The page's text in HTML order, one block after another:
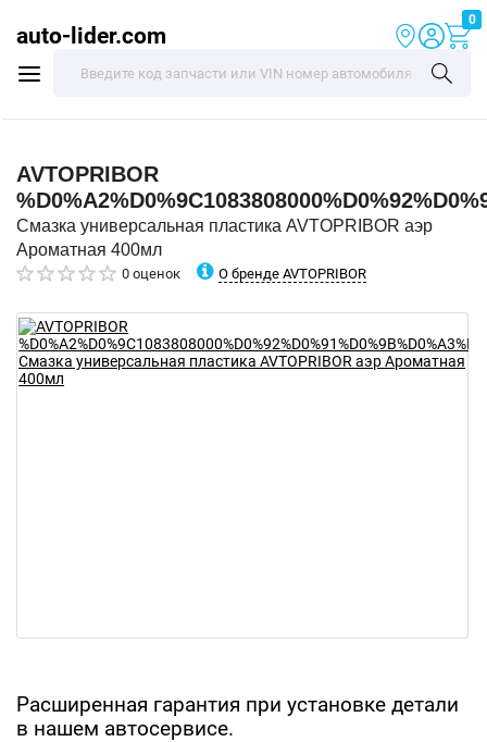
auto-lider.com
0
AVTOPRIBOR
Смазка универсальная пластика AVTOPRIBOR аэр
Ароматная 400мл
0 оценок О бренде AVTOPRIBOR
Расширенная гарантия при установке детали
в нашем автосервисе.